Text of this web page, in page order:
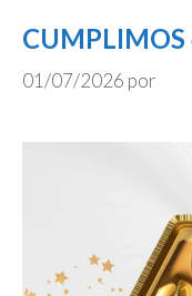
CUMPLIMOS
01/07/2026 por